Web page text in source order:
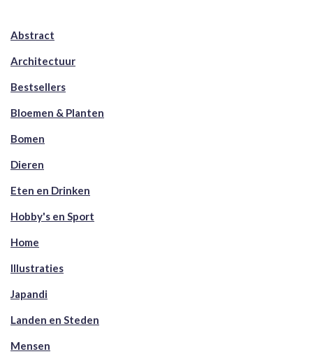
Abstract
Architectuur
Bestsellers
Bloemen & Planten
Bomen
Dieren
Eten en Drinken
Hobby's en Sport
Home
Illustraties
Japandi
Landen en Steden
Mensen